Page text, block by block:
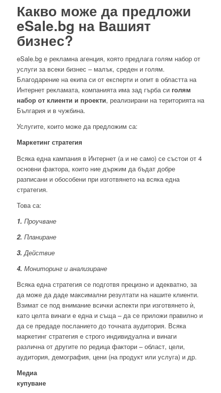
Какво може да предложи
eSale.bg на Вашият
бизнес?
eSale.bg е рекламна агенция, която предлага голям набор от
услуги за всеки бизнес – малък, среден и голям.
Благодарение на екипа си от експерти и опит в областта на
Интернет рекламата, компанията има зад гърба си голям
набор от клиенти и проекти, реализирани на територията на
България и в чужбина.
Услугите, които може да предложим са:
Маркетинг стратегия
Всяка една кампания в Интернет (а и не само) се състои от 4
основни фактора, които ние държим да бъдат добре
разписани и обособени при изготвянето на всяка една
стратегия.
Това са:
1. Проучване
2. Планиране
3. Действие
4. Мониторинги анализиране
Всяка една стратегия се подготвя прецизно и адекватно, за
да може да даде максимални резултати на нашите клиенти.
Взимат се под внимание всички аспекти при изготвянето ѝ,
като целта винаги е една и съща – да се приложи правилно и
да се предаде посланието до точната аудитория. Всяка
маркетинг стратегия е строго индивидуална и винаги
различна от другите по редица фактори – област, цели,
аудитория, демография, цени (на продукт или услуга) и др.
Медиа
купуване